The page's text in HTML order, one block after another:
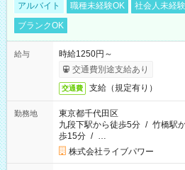
アルバイト 職種未経験OK 社会人未経
ブランクOK
給与
時給1250円～
交通費別途支給あり
交通費 支給（規定有り）
勤務地
東京都千代田区
九段下駅から徒歩5分 / 竹橋駅
歩15分 / …
株式会社ライブパワー